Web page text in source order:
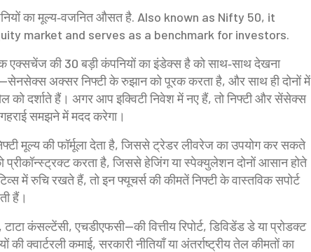
का मूल्य‑वजनित औसत है. Also known as Nifty 50, it
market and serves as a benchmark for investors.
एक्सचेंज की 30 बड़ी कंपनियों का इंडेक्स हैको साथ‑साथ देखना
अक्सर निफ्टी के रुझान को पूरक करता है, और साथ ही दोनों में
को दर्शाते हैं। अगर आप इक्विटी निवेश में नए हैं, तो निफ्टी और सेंसेक्स
समझने में मदद करेगा।
मूल्य की फॉर्मूला देता है, जिससे ट्रेडर लीवरेज का उपयोग कर सकते
प्रीकॉन्स्ट्रक्ट करता है, जिससे हेजिंग या स्पेक्युलेशन दोनों आसान होते
में रुचि रखते हैं, तो इन फ्यूचर्स की कीमतें निफ्टी के वास्तविक सपोर्ट
हैं।
कंसल्टेंसी, एचडीएफसी—की वित्तीय रिपोर्ट, डिविडेंड डे या प्रोडक्ट
कमाई, सरकारी नीतियाँ या अंतर्राष्ट्रीय तेल कीमतों का